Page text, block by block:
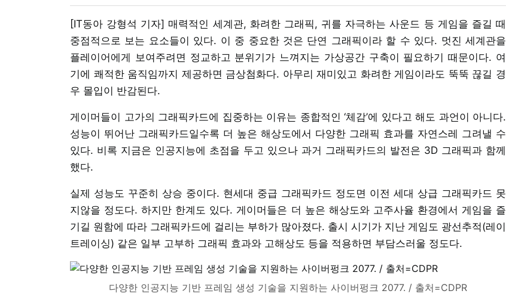
[IT동아 강형석 기자] 매력적인 세계관, 화려한 그래픽, 귀를 자극하는 사운드 등 게임을 즐길 때
중점적으로 보는 요소들이 있다. 이 중 중요한 것은 단연 그래픽이라 할 수 있다. 멋진 세계관을
플레이어에게 보여주려면 정교하고 분위기가 느껴지는 가상공간 구축이 필요하기 때문이다. 여
기에 쾌적한 움직임까지 제공하면 금상첨화다. 아무리 재미있고 화려한 게임이라도 뚝뚝 끊길 경
우 몰입이 반감된다.
게이머들이 고가의 그래픽카드에 집중하는 이유는 종합적인 ‘체감’에 있다고 해도 과언이 아니다.
성능이 뛰어난 그래픽카드일수록 더 높은 해상도에서 다양한 그래픽 효과를 자연스레 그려낼 수
있다. 비록 지금은 인공지능에 초점을 두고 있으나 과거 그래픽카드의 발전은 3D 그래픽과 함께
했다.
실제 성능도 꾸준히 상승 중이다. 현세대 중급 그래픽카드 정도면 이전 세대 상급 그래픽카드 못
지않을 정도다. 하지만 한계도 있다. 게이머들은 더 높은 해상도와 고주사율 환경에서 게임을 즐
기길 원함에 따라 그래픽카드에 걸리는 부하가 많아졌다. 출시 시기가 지난 게임도 광선추적(레이
트레이싱) 같은 일부 고부하 그래픽 효과와 고해상도 등을 적용하면 부담스러울 정도다.
다양한 인공지능 기반 프레임 생성 기술을 지원하는 사이버펑크 2077. / 출처=CDPR